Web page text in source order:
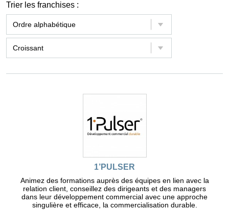
Trier les franchises :
1’PULSER
Animez des formations auprès des équipes en lien avec la
relation client, conseillez des dirigeants et des managers
dans leur développement commercial avec une approche
singulière et efficace, la commercialisation durable.